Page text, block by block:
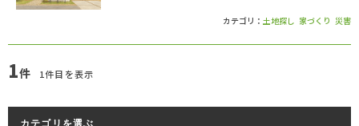
カテゴリ： 土地探し 家づくり 災害
1件 1件目を表示